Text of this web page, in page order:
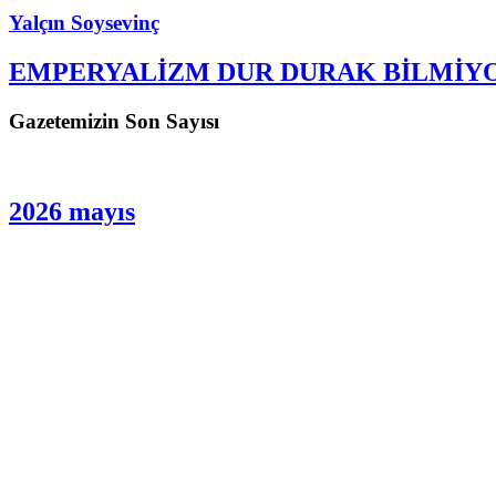
Yalçın Soysevinç
EMPERYALİZM DUR DURAK
Gazetemizin Son Sayısı
2026 mayıs